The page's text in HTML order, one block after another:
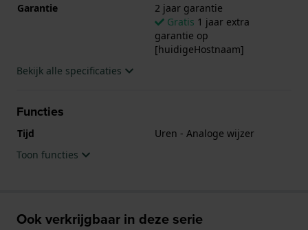
Garantie
2 jaar garantie
Gratis 1 jaar extra
garantie op
[huidigeHostnaam]
Bekijk alle specificaties
Functies
Tijd
Uren - Analoge wijzer
Toon functies
Ook verkrijgbaar in deze serie